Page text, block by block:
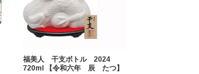
福美人 干支ボトル 2024
720ml 【令和六年 辰 たつ】